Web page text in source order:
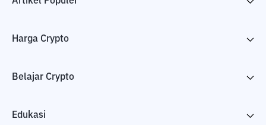
Harga Crypto
Belajar Crypto
Edukasi